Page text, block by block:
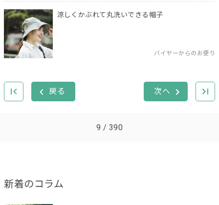
涼しくかぶれて丸洗いできる帽子
バイヤーからのお便り
9 / 390
新着のコラム